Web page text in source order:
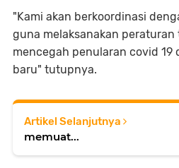
"Kami akan berkoordinasi
guna melaksanakan
mencegah penularan covid
baru" tutupnya.
Artikel Selanjutnya
memuat...